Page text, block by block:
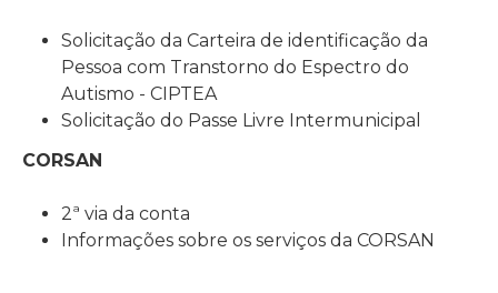
Solicitação da Carteira de identificação da
Pessoa com Transtorno do Espectro do
Autismo - CIPTEA
Solicitação do Passe Livre Intermunicipal
CORSAN
2ª via da conta
Informações sobre os serviços da CORSAN